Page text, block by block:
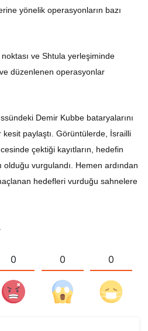
yönelik operasyonların bazı
ve Shtula yerleşiminde
düzenlenen operasyonlar
Demir Kubbe bataryalarını
paylaştı. Görüntülerde, İsrailli
çektiği kayıtların, hedefin
olduğu vurgulandı. Hemen ardından
hedefleri vurduğu sahnelere
0 0 0